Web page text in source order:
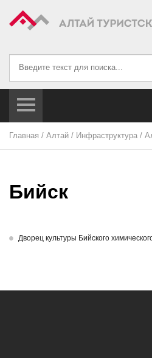
Искать...
Главная / Алтай / Инфраструктура /
Бийск
Дворец культуры Бийского